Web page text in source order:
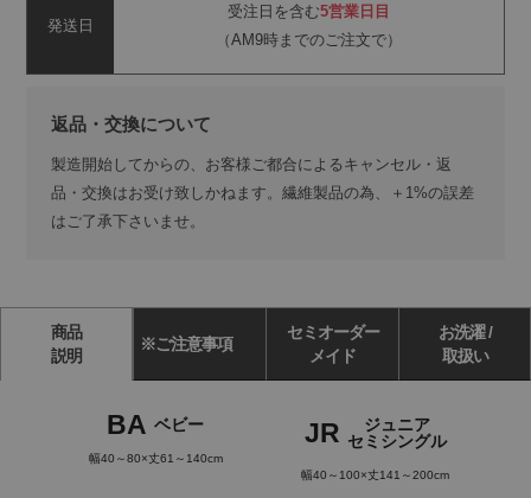
発送日
受注日を含む5営業日目
（AM9時までのご注文で）
返品・交換について
製造開始してからの、お客様ご都合によるキャンセル・返
品・交換はお受け致しかねます。繊維製品の為、＋1%の誤差
はご了承下さいませ。
商品
説明
※ご注意事項
セミオーダー
メイド
お洗濯 /
取扱い
BA ベビー
幅40～80×丈61～140cm
JR
ジュニア
セミシングル
幅40～100×丈141～200cm